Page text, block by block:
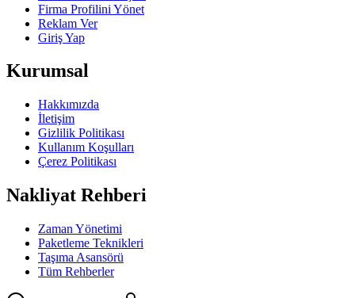
Firma Profilini Yönet
Reklam Ver
Giriş Yap
Kurumsal
Hakkımızda
İletişim
Gizlilik Politikası
Kullanım Koşulları
Çerez Politikası
Nakliyat Rehberi
Zaman Yönetimi
Paketleme Teknikleri
Taşıma Asansörü
Tüm Rehberler